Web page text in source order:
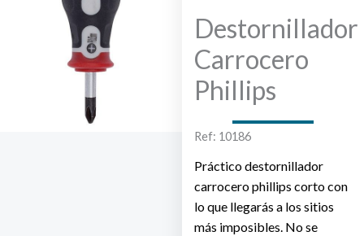
Destornillador
Carrocero
Phillips
Ref: 10186
Práctico destornillador
carrocero phillips corto con
lo que llegarás a los sitios
más imposibles. No se